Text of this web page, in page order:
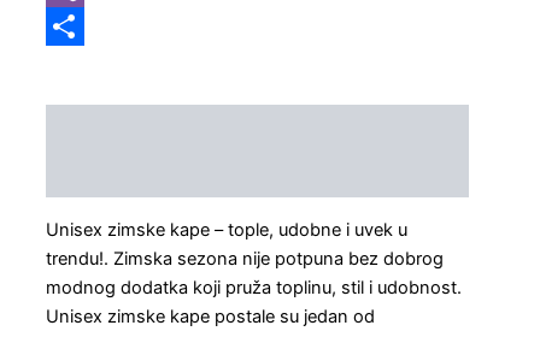
Viber
Unisex zimske kape – tople, udobne i uvek u
trendu!. Zimska sezona nije potpuna bez dobrog
modnog dodatka koji pruža toplinu, stil i udobnost.
Unisex zimske kape postale su jedan od